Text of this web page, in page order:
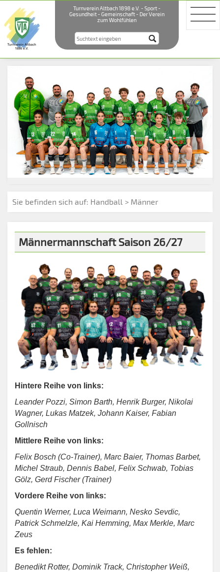
Turnverein Altbach 1898 e.V. - Sport -
Gesundheit - Gemeinschaft - Der Verein
zum Wohlfühlen
Sie befinden sich auf: Handball > Männer
Männermannschaft Saison 26/27
Hintere Reihe von links:
Leander Pozzi, Simon Barth, Henrik Burger, Nikolai
Wagner, Lukas Matzek, Johann Kaiser, Fabian
Gollnisch
Mittlere Reihe von links:
Felix Bosch (Co-Trainer), Marc Baier, Thomas Barbet,
Michel Straub, Dennis Babel, Felix Schwab, Tobias
Gölz, Gerd Fischer (Trainer)
Vordere Reihe von links:
Quentin Werner, Luca Weimann, Nesko Sevdic,
Patrick Schmelzle, Kai Hemming, Max Merkle, Marc
Zeus
Es fehlen:
Benedikt Rotter, Dominik Track, Christopher Weiß,